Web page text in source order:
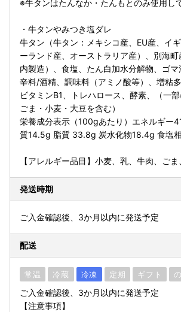
※牛タンはたんなか・たんもとのみ使用し
・牛タンやみつき塩ダレ
牛タン（牛タン：メキシコ産、EU産、イ
ーランド産、オーストラリア産）、別海
内製造）、食塩、たん白加水分解物、ゴ
辛料/酒精、調味料（アミノ酸等）、増粘多
ビタミンB1、トレハロース、酵素、（一
ごま・小麦・大豆を含む）
栄養成分表示（100gあたり）エネルギー
質14.5g 脂質 33.8g 炭水化物18.4g 食塩
【アレルギー品目】小麦、乳、牛肉、ごま
発送時期
ご入金確認後、3か月以内に発送予定
配送
常温 冷蔵 冷凍 定期 ギフト
ご入金確認後、3か月以内に発送予定
【注意事項】